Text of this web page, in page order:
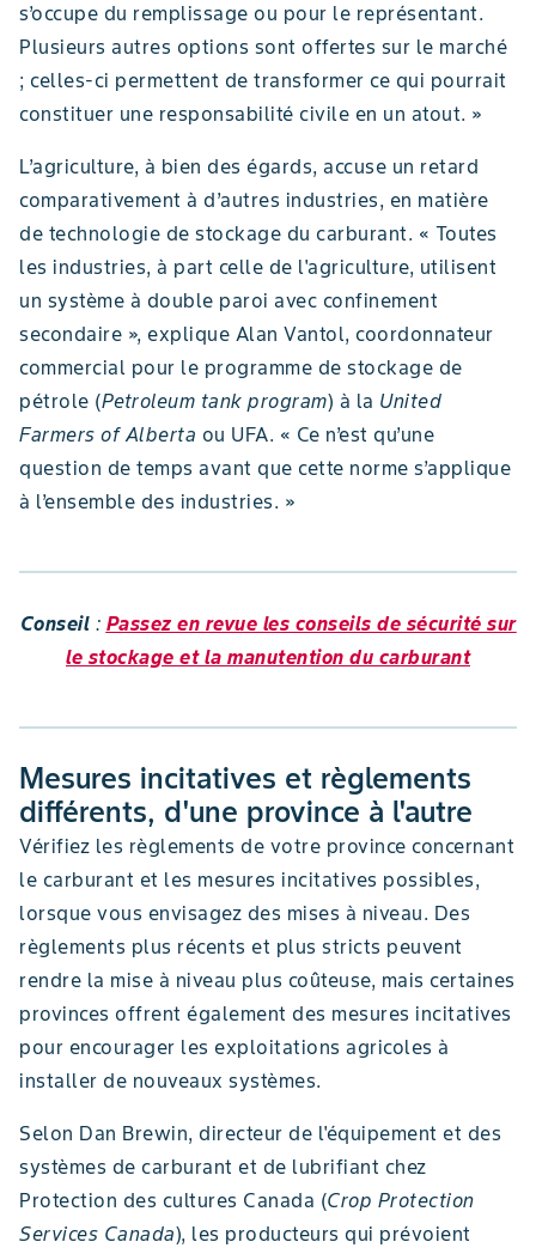
s’occupe du remplissage ou pour le représentant.
Plusieurs autres options sont offertes sur le marché
; celles-ci permettent de transformer ce qui pourrait
constituer une responsabilité civile en un atout. »
L’agriculture, à bien des égards, accuse un retard
comparativement à d’autres industries, en matière
de technologie de stockage du carburant. « Toutes
les industries, à part celle de l'agriculture, utilisent
un système à double paroi avec confinement
secondaire », explique Alan Vantol, coordonnateur
commercial pour le programme de stockage de
pétrole (Petroleum tank program) à la United
Farmers of Alberta ou UFA. « Ce n’est qu’une
question de temps avant que cette norme s’applique
à l’ensemble des industries. »
Conseil : Passez en revue les conseils de sécurité sur
le stockage et la manutention du carburant
Mesures incitatives et règlements
différents, d'une province à l'autre
Vérifiez les règlements de votre province concernant
le carburant et les mesures incitatives possibles,
lorsque vous envisagez des mises à niveau. Des
règlements plus récents et plus stricts peuvent
rendre la mise à niveau plus coûteuse, mais certaines
provinces offrent également des mesures incitatives
pour encourager les exploitations agricoles à
installer de nouveaux systèmes.
Selon Dan Brewin, directeur de l'équipement et des
systèmes de carburant et de lubrifiant chez
Protection des cultures Canada (Crop Protection
Services Canada), les producteurs qui prévoient